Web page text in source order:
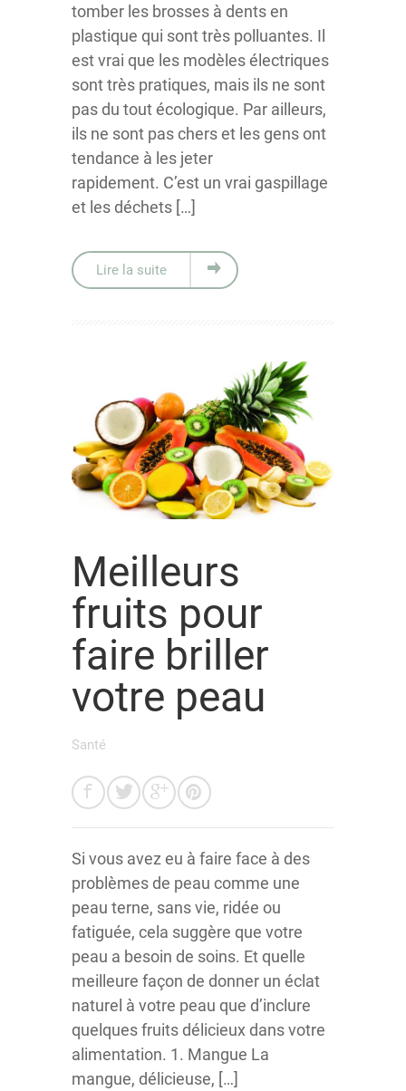
tomber les brosses à dents en
plastique qui sont très polluantes. Il
est vrai que les modèles électriques
sont très pratiques, mais ils ne sont
pas du tout écologique. Par ailleurs,
ils ne sont pas chers et les gens ont
tendance à les jeter
rapidement. C’est un vrai gaspillage
et les déchets […]
Lire la suite
Meilleurs
fruits pour
faire briller
votre peau
Santé
Si vous avez eu à faire face à des
problèmes de peau comme une
peau terne, sans vie, ridée ou
fatiguée, cela suggère que votre
peau a besoin de soins. Et quelle
meilleure façon de donner un éclat
naturel à votre peau que d’inclure
quelques fruits délicieux dans votre
alimentation. 1. Mangue La
mangue, délicieuse, […]